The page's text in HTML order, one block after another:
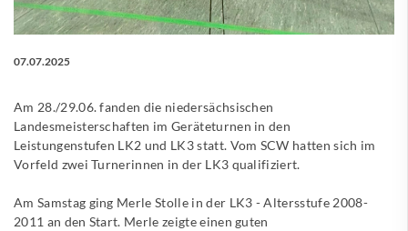
07.07.2025
Am 28./29.06. fanden die niedersächsischen
Landesmeisterschaften im Geräteturnen in den
Leistungenstufen LK2 und LK3 statt. Vom SCW hatten sich im
Vorfeld zwei Turnerinnen in der LK3 qualifiziert.
Am Samstag ging Merle Stolle in der LK3 - Altersstufe 2008-
2011 an den Start. Merle zeigte einen guten